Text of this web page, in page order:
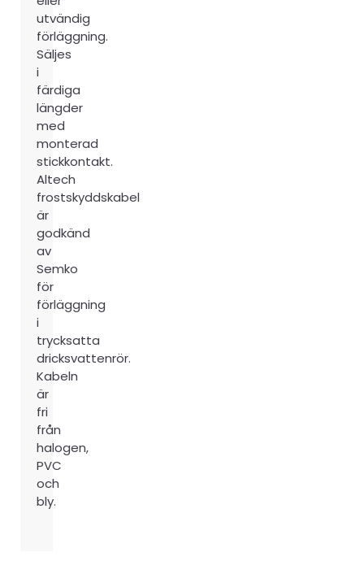
utvändig
förläggning.
Säljes
i
färdiga
längder
med
monterad
stickkontakt.
Altech
frostskyddskabel
är
godkänd
av
Semko
för
förläggning
i
trycksatta
dricksvattenrör.
Kabeln
är
fri
från
halogen,
PVC
och
bly.